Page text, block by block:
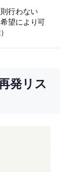
行わない
希望により可
発リス